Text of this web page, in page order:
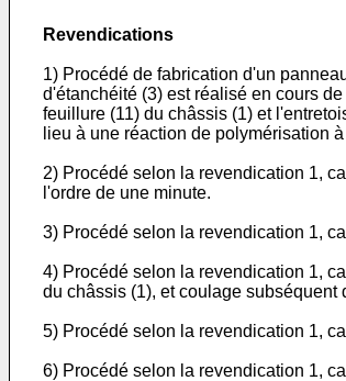
Revendications
1) Procédé de fabrication d'un
d'étanchéité (3) est réalisé en cours
feuillure (11) du châssis (1) et
lieu à une réaction de polymérisation
2) Procédé selon la revendication 1,
l'ordre de une minute.
3) Procédé selon la revendication 1,
4) Procédé selon la revendication 1,
du châssis (1), et coulage
5) Procédé selon la revendication 1,
6) Procédé selon la revendication 1,